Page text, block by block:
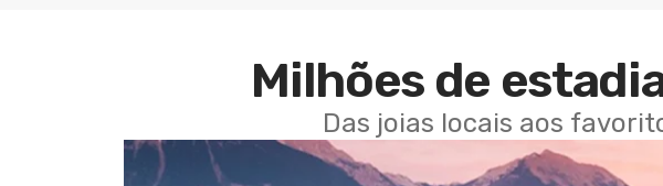
Milhões de
Das joias locais aos